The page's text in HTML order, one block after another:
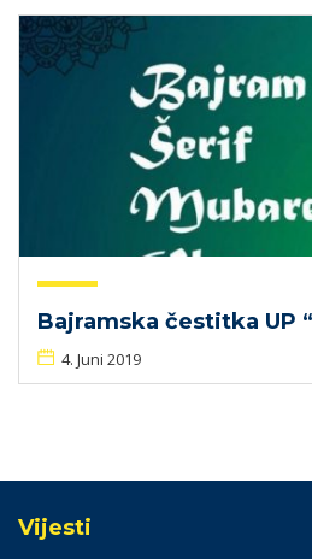
Bajramska čestitka UP
4. Juni 2019
Vijesti